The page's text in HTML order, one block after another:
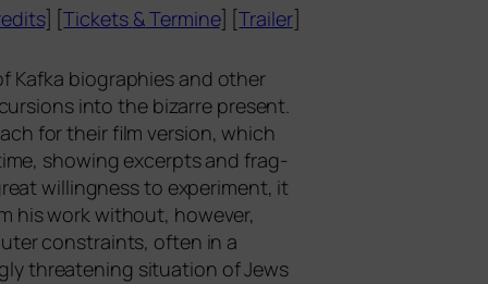
] [Tickets &Termine] [Trailer]
Kafka bio­gra­phies and other
into the bizar­re pre­sent.
for their film ver­si­on, which
show­ing excerp­ts and frag­
wil­ling­ness to expe­ri­ment, it
his work wit­hout, howe­ver,
cons­traints, often in a
threa­tening situa­ti­on of Jews